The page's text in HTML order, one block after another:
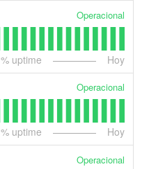
Operacional
% uptime Hoy
Operacional
% uptime Hoy
Operacional